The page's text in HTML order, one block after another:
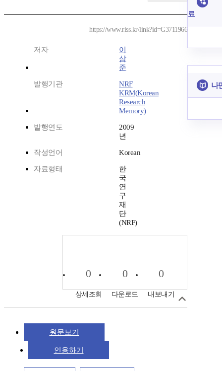
https://www.riss.kr/link?id=G3711966
저자
이
삼
준
발행기관
NRF
KRM(Korean
Research
Memory)
발행연도
2009
년
작성언어 Korean
자료형태
한
국
연
구
재
단
(NRF)
0
상세조회
0
다운로드
0
내보내기
원문보기
인용하기
료
나